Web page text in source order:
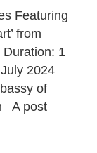
Featuring
from
Duration: 1
2024
of
A post